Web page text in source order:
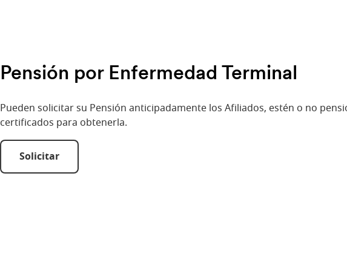
Pensión por Enfermedad Terminal
Pueden solicitar su Pensión anticipadamente los Afiliados, estén o no
certificados para obtenerla.
Solicitar